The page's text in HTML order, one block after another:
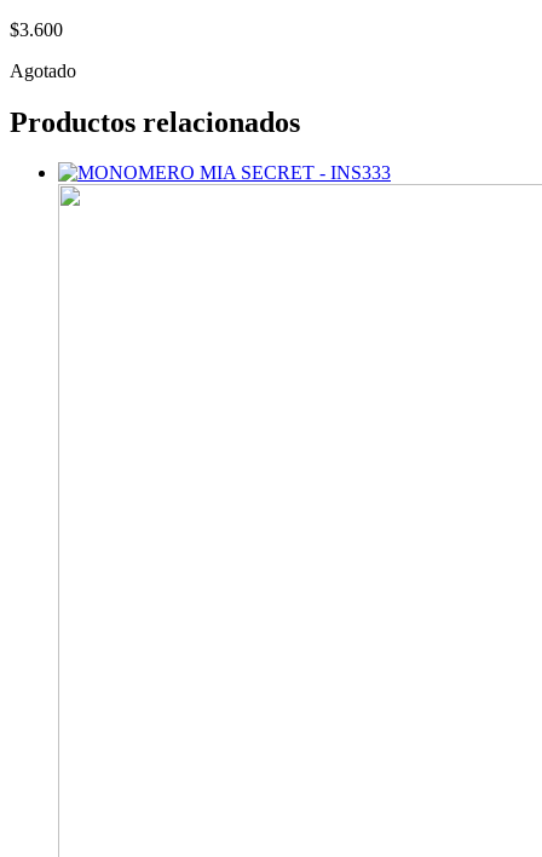
$3.600
Agotado
Productos relacionados